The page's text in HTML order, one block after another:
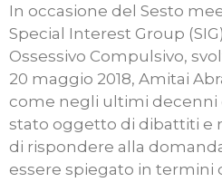
In occasione del Sesto
Special Interest Group
Ossessivo Compulsivo,
20 maggio 2018, Amitai
come negli ultimi decenni
stato oggetto di dibattiti e
di rispondere alla
essere spiegato in termini